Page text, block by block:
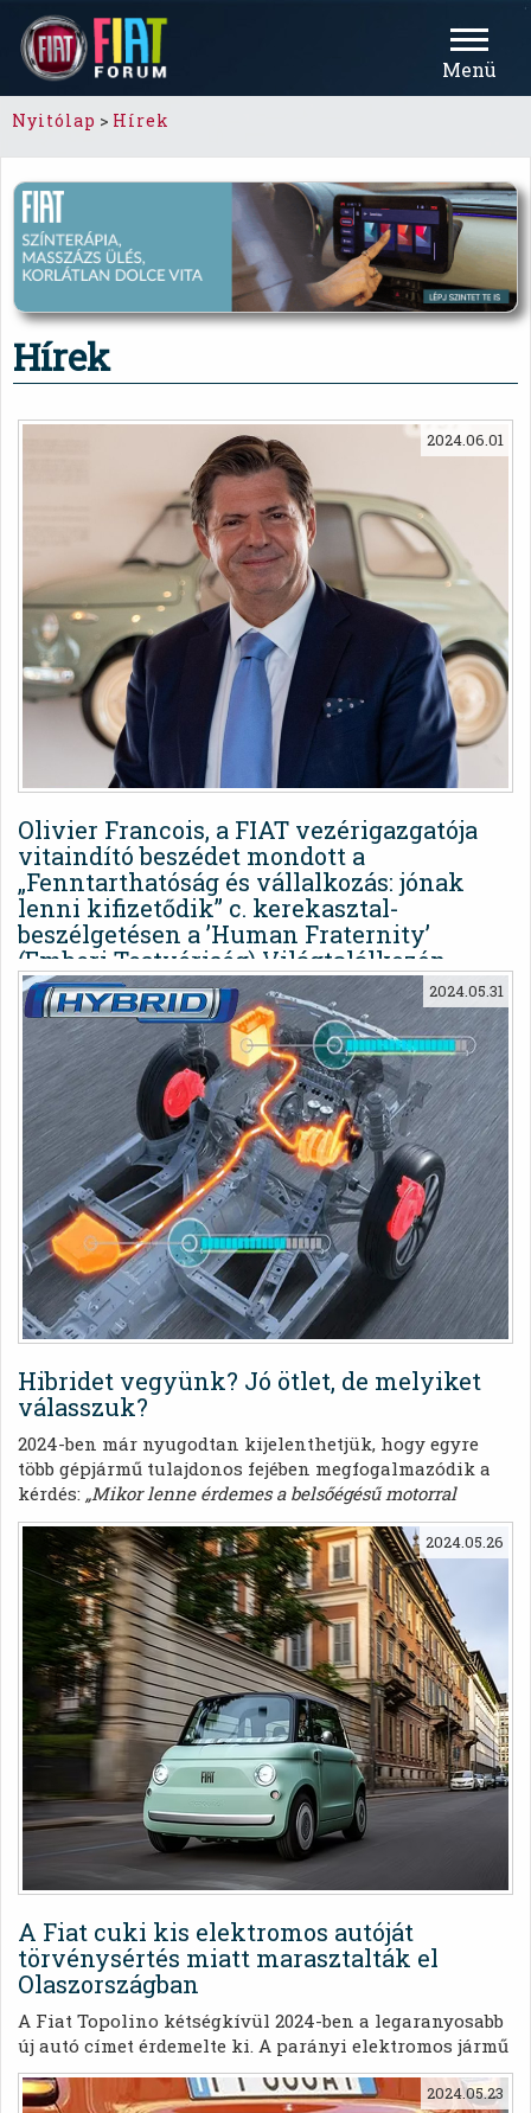
Menü
Nyitólap > Hírek
Hírek
Olivier Francois, a FIAT vezérigazgatója
vitaindító beszédet mondott a
„Fenntarthatóság és vállalkozás: jónak
lenni kifizetődik” c. kerekasztal-
beszélgetésen a ’Human Fraternity’
(Emberi Testvériség) Világtalálkozón,
Rómában.
2024.06.01
A WMHF (World Meeting ong Human Fraternity)
szervezet valamint a fenntartható értékek büszke
támogatója a Fiat, melynek képviseletében Olivier
Francois, a FIAT vezérigazgatója (Stellantis CMO) is
részt vett a „Fenntarthatóság és vállalkozás: jónak
lenni kifizetődik” elnevezésű kerekasztal-
beszélgetésen az olasz fővárosban.
Hibridet vegyünk? Jó ötlet, de melyiket
válasszuk?
2024.05.31
2024-ben már nyugodtan kijelenthetjük, hogy egyre
több gépjármű tulajdonos fejében megfogalmazódik a
kérdés: „Mikor lenne érdemes a belsőégésű motorral
felszerelt kocsimat lecserélnem elektromosra?”Az mára
már nem kétséges, hogy egyre több érv szól a
környezetkímélő járművek mellett.
A Fiat cuki kis elektromos autóját
törvénysértés miatt marasztalták el
Olaszországban
2024.05.26
A Fiat Topolino kétségkívül 2024-ben a legaranyosabb
új autó címet érdemelte ki. A parányi elektromos jármű
apró méretei, retro ihletésű stílusa és egyedi
zuhanyfunkciója (igen, valóban van benne
2024.05.23